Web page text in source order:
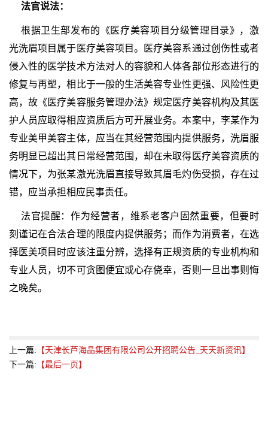
法官说法：
根据卫生部发布的《医疗美容项目分级管理目录》，激
光洗眉项目属于医疗美容项目。医疗美容系通过创伤性或者
侵入性的医学技术方法对人的容貌和人体各部位形态进行的
修复与再塑，相比于一般的生活美容专业性更强、风险性更
高，故《医疗美容服务管理办法》规定医疗美容机构及其医
护人员应取得相应资质后方可开展业务。本案中，李某作为
专业美甲美容主体，应当在其经营范围内提供服务，洗眉服
务明显已超出其日常经营范围，却在未取得医疗美容资质的
情况下，为张某激光洗眉直接导致其眉毛灼伤受损，存在过
错，应当承担相应民事责任。
法官提醒：作为经营者，维系老客户固然重要，但要时
刻谨记在合法合理的限度内提供服务；而作为消费者，在选
择医美项目时应该注重分辨，选择有正规资质的专业机构和
专业人员，切不可贪图便宜或心存侥幸，否则一旦出事则悔
之晚矣。
上一篇: 【天津长芦海晶集团有限公司公开招聘公告_天天新资讯】
下一篇: 【最后一页】